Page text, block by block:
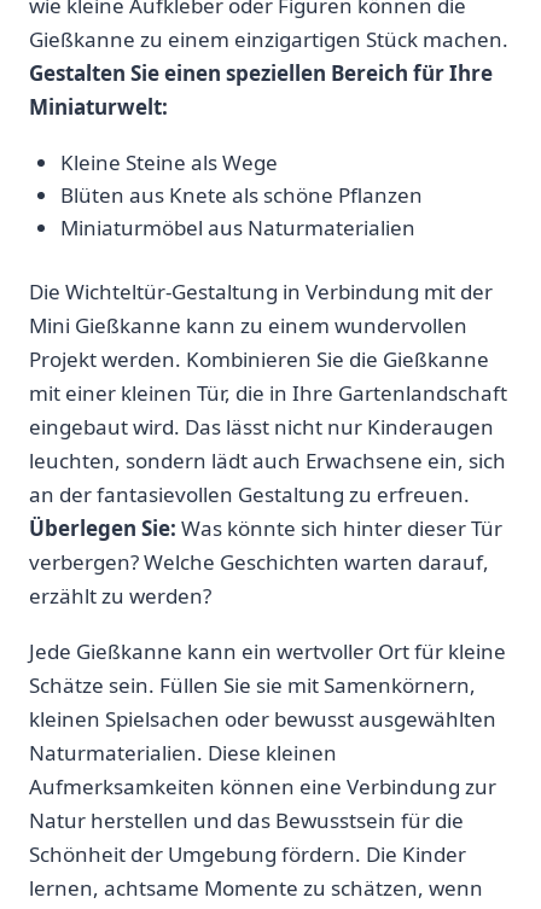
wie kleine Aufkleber oder⁤ Figuren können die
Gießkanne zu einem einzigartigen Stück machen.
Gestalten Sie ​einen speziellen Bereich für Ihre
⁢Miniaturwelt:
Kleine Steine als Wege
Blüten aus Knete als ‍schöne Pflanzen
Miniaturmöbel aus Naturmaterialien
Die Wichteltür-Gestaltung ‌in Verbindung mit der
Mini Gießkanne kann⁢ zu einem wundervollen
Projekt ‌werden. Kombinieren Sie die Gießkanne
mit einer⁤ kleinen Tür, die in Ihre Gartenlandschaft
⁤eingebaut‌ wird. Das lässt nicht nur Kinderaugen‍
leuchten, sondern lädt auch ‍Erwachsene ein, ‌sich ​
an ⁣der fantasievollen Gestaltung zu erfreuen.​
Überlegen ⁤Sie: Was könnte sich hinter dieser ⁤Tür
verbergen? Welche ‌Geschichten‍ warten​ darauf,‍
erzählt zu werden?
Jede Gießkanne‌ kann‍ ein wertvoller Ort für kleine
Schätze sein. Füllen Sie sie mit Samenkörnern,
kleinen Spielsachen oder bewusst ausgewählten
Naturmaterialien. Diese kleinen
Aufmerksamkeiten können eine Verbindung zur
Natur herstellen ⁣und ⁢das‌ Bewusstsein für die
Schönheit der Umgebung fördern. Die Kinder
⁣lernen, achtsame Momente zu ​schätzen, ⁤wenn